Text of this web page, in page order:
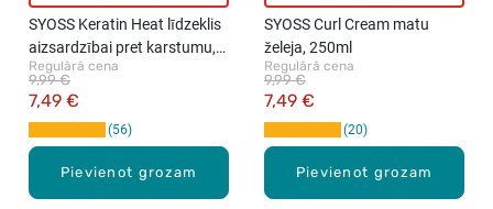
Pievienot grozam
SYOSS Keratin Heat līdzeklis
aizsardzībai pret karstumu,
200ml
Regulārā cena
7,49 €
9,99 €
56
Pievienot grozam
SYOSS Curl Cream matu
želeja, 250ml
Regulārā cena
7,49 €
9,99 €
20